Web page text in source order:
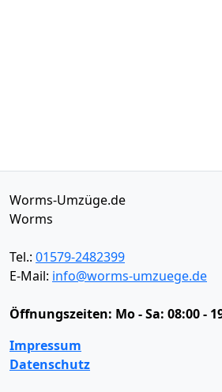
Worms-Umzüge.de
Worms
Tel.: 01579-2482399
E-Mail: info@worms-umzuege.de
Öffnungszeiten: Mo - Sa: 08:00 -
Impressum
Datenschutz